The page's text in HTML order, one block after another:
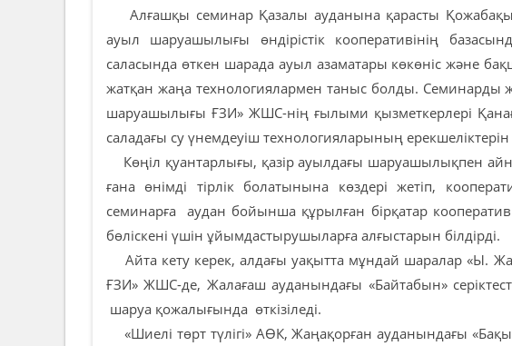
Алғашқы семинар Қазалы ауданына қарасты
ауыл шаруашылығы өндірістік кооперативінің
саласында өткен шарада ауыл азаматары көкөніс және
жатқан жаңа технологиялармен таныс болды. Семинарды
шаруашылығы ҒЗИ» ЖШС-нің ғылыми қызметкерлері
саладағы су үнемдеуіш технологияларының
Көңіл қуантарлығы, қазір ауылдағы шаруашылықпен
ғана өнімді тірлік болатынына көздері жетіп,
семинарға аудан бойынша құрылған бірқатар
бөліскені үшін ұйымдастырушыларға алғыстарын білдірді.
Айта кету керек, алдағы уақытта мұндай шаралар «Ы.
ҒЗИ» ЖШС-де, Жалағаш ауданындағы «Байтабын»
шаруа қожалығында өткізіледі.
«Шиелі төрт түлігі» АӨК, Жаңақорған ауданындағы